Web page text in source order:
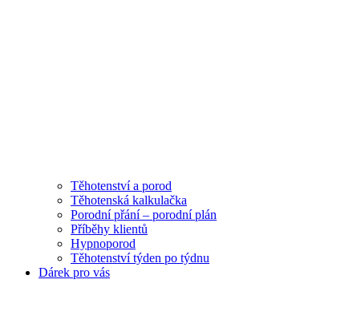
Těhotenství a porod
Těhotenská kalkulačka
Porodní přání – porodní plán
Příběhy klientů
Hypnoporod
Těhotenství týden po týdnu
Dárek pro vás